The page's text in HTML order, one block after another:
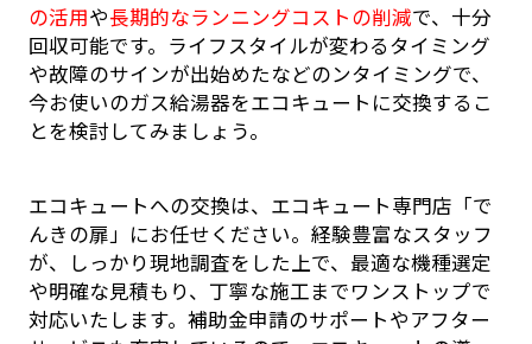
の活用や長期的なランニングコストの削減で、十分
回収可能です。ライフスタイルが変わるタイミング
や故障のサインが出始めたなどのンタイミングで、
今お使いのガス給湯器をエコキュートに交換するこ
とを検討してみましょう。
エコキュートへの交換は、エコキュート専門店「で
んきの扉」にお任せください。経験豊富なスタッフ
が、しっかり現地調査をした上で、最適な機種選定
や明確な見積もり、丁寧な施工までワンストップで
対応いたします。補助金申請のサポートやアフター